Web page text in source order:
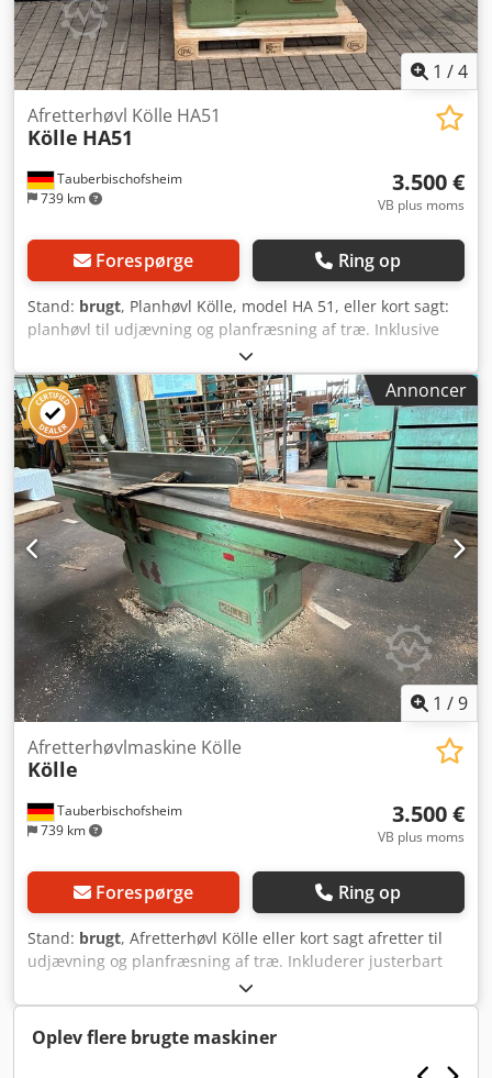
1 /4
Tauberbischofsheim
739 km
Afretterhøvl Kölle HA51
Kölle HA51
3.500 €
VB plus moms
Forespørge Ring op
Stand: brugt, Planhøvl Kölle, model HA 51, eller kort sagt:
planhøvl til udjævning og planfræsning af træ. Inklusive
sammenføjningsaggregat fra Hemag. Crjdpfszrxzbsx Aqgef
Tekniske data: - Arbejdsbredde: 450 mm - Arbejdshøjde:
100 mm (sammenføjning)
Annoncer
1 /9
Tauberbischofsheim
739 km
Afretterhøvlmaskine Kölle
Kölle
3.500 €
VB plus moms
Forespørge Ring op
Stand: brugt, Afretterhøvl Kölle eller kort sagt afretter til
udjævning og planfræsning af træ. Inkluderer justerbart
vinkelanslag og tilbehør. Tekniske data: - Arbejdsbredde:
600 mm Crjdpfxezrxy Ro Aqgjf - Knivsystem: Båndhøvlkniv
Z2
Oplev flere brugte maskiner